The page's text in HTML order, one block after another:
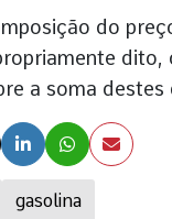
gasolina
do
dito,
a soma